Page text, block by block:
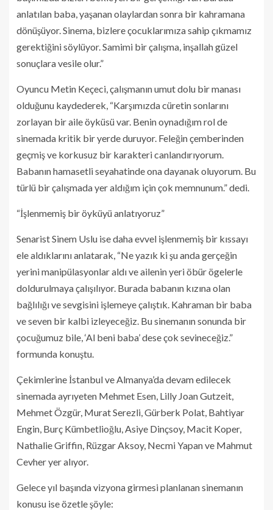
anlatılan baba, yaşanan olaylardan sonra bir kahramana
dönüşüyor. Sinema, bizlere çocuklarımıza sahip çıkmamız
gerektiğini söylüyor. Samimi bir çalışma, inşallah güzel
sonuçlara vesile olur.”
Oyuncu Metin Keçeci, çalışmanın umut dolu bir manası
olduğunu kaydederek, “Karşımızda cüretin sonlarını
zorlayan bir aile öyküsü var. Benin oynadığım rol de
sinemada kritik bir yerde duruyor. Feleğin çemberinden
geçmiş ve korkusuz bir karakteri canlandırıyorum.
Babanın hamasetli seyahatinde ona dayanak oluyorum. Bu
türlü bir çalışmada yer aldığım için çok memnunum.” dedi.
“İşlenmemiş bir öyküyü anlatıyoruz”
Senarist Sinem Uslu ise daha evvel işlenmemiş bir kıssayı
ele aldıklarını anlatarak, “Ne yazık ki şu anda gerçeğin
yerini manipülasyonlar aldı ve ailenin yeri öbür ögelerle
doldurulmaya çalışılıyor. Burada babanın kızına olan
bağlılığı ve sevgisini işlemeye çalıştık. Kahraman bir baba
ve seven bir kalbi izleyeceğiz. Bu sinemanın sonunda bir
çocuğumuz bile, ‘Al beni baba’ dese çok sevineceğiz.”
formunda konuştu.
Çekimlerine İstanbul ve Almanya’da devam edilecek
sinemada ayrıyeten Mehmet Esen, Lilly Joan Gutzeit,
Mehmet Özgür, Murat Serezli, Gürberk Polat, Bahtiyar
Engin, Burç Kümbetlioğlu, Asiye Dinçsoy, Macit Koper,
Nathalie Griffin, Rüzgar Aksoy, Necmi Yapan ve Mahmut
Cevher yer alıyor.
Gelece yıl başında vizyona girmesi planlanan sinemanın
konusu ise özetle şöyle: